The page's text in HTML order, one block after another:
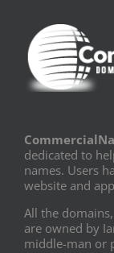
dedicated to
names. Users
website and
All the
are owned by
middle-man or